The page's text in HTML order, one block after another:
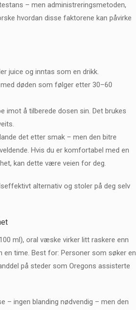
– men administreringsmetoden,
hvordan disse faktorene kan påvirke
juice og inntas som en drikk.
døden som følger etter 30–60
imot å tilberede dosen sin. Det brukes
det etter smak – men den bitre
Hvis du er komfortabel med en
kan dette være veien for deg.
alternativ og stoler på deg selv
ml), oral væske virker litt raskere enn
en time. Best for: Personer som søker en
på steder som Oregons assisterte
– ingen blanding nødvendig – men den